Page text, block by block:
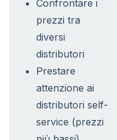
Confrontare i
prezzi tra
diversi
distributori
Prestare
attenzione ai
distributori self-
service (prezzi